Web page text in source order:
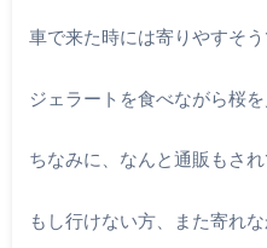
車で来た時には寄りやすそう
ジェラートを食べながら桜
ちなみに、なんと通販もされ
もし行けない方、また寄れ